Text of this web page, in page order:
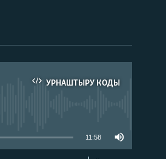
УРНАШТЫРУ КОДЫ
11:58